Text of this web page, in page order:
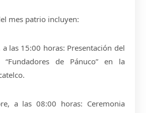
mes patrio incluyen:
las 15:00 horas: Presentación del
de Pánuco” en la
a las 08:00 horas: Ceremonia